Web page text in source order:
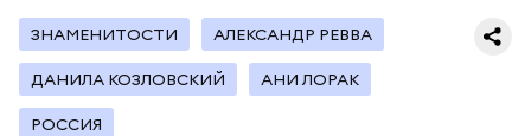
ЗНАМЕНИТОСТИ АЛЕКСАНДР РЕВВА
ДАНИЛА КОЗЛОВСКИЙ АНИ ЛОРАК
РОССИЯ